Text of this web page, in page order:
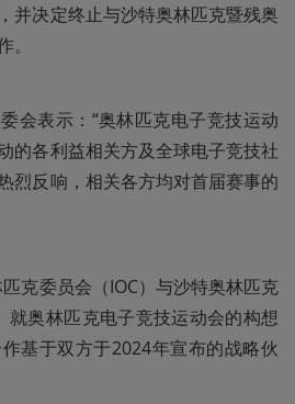
并决定终止与沙特奥林匹克暨残奥
会表示：“奥林匹克电子竞技运动
的各利益相关方及全球电子竞技社
烈反响，相关各方均对首届赛事的
克委员会（IOC）与沙特奥林匹克
就奥林匹克电子竞技运动会的构想
基于双方于2024年宣布的战略伙